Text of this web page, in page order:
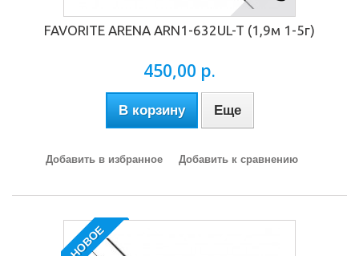
FAVORITE ARENA ARN1-632UL-T (1,9м 1-5г)
450,00 р.
В корзину Еще
Добавить в избранное Добавить к сравнению
НОВОЕ